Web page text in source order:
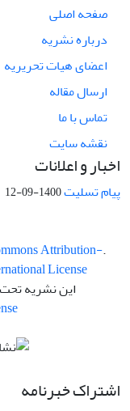
صفحه اصلی
درباره نشریه
اعضای هیات تحریریه
ارسال مقاله
تماس با ما
نقشه سایت
اخبار و اعلانات
پیام تسلیت1400-09-12
.This work is licensed under a
Attribution-
License
این نشریه
اشتراک خبرنامه